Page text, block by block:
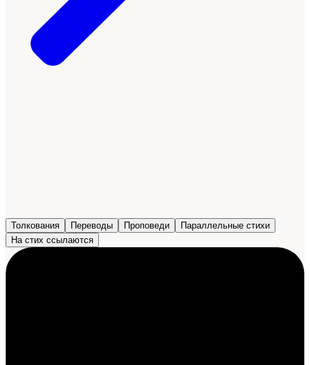
Толкования Переводы Проповеди
Параллельные стихи
На стих ссылаются